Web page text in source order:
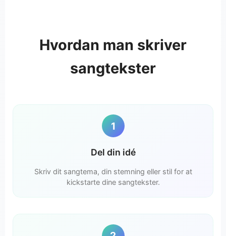
Hvordan man skriver
sangtekster
1
Del din idé
Skriv dit sangtema, din stemning eller stil for at
kickstarte dine sangtekster.